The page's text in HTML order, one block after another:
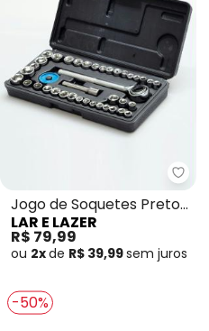
Lar
Jogo de Soquetes Preto
40 Peças
LAR E LAZER
R$ 79,99
ou 2xde R$ 39,99sem juros
-50%